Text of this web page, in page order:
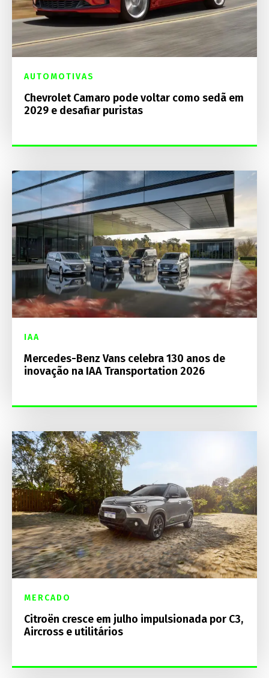
AUTOMOTIVAS
Chevrolet Camaro pode voltar como sedã em
2029 e desafiar puristas
IAA
Mercedes-Benz Vans celebra 130 anos de
inovação na IAA Transportation 2026
MERCADO
Citroën cresce em julho impulsionada por C3,
Aircross e utilitários